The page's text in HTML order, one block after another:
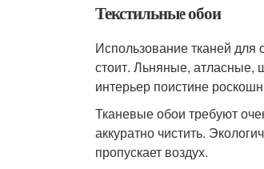
Текстильные обои
Использование тканей для
стоит. Льняные, атласные,
интерьер поистине
Тканевые обои требуют
аккуратно чистить.
пропускает воздух.